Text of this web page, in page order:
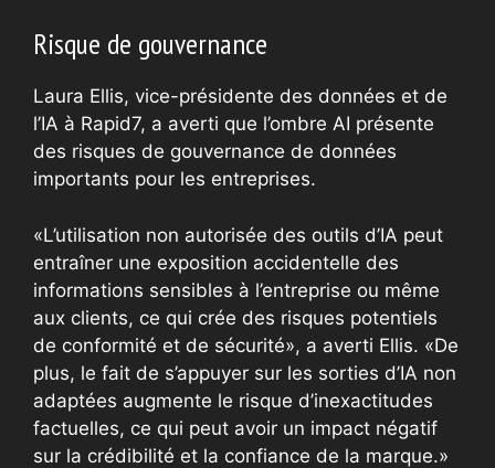
Risque de gouvernance
Laura Ellis, vice-présidente des données et de
l’IA à Rapid7, a averti que l’ombre AI présente
des risques de gouvernance de données
importants pour les entreprises.
«L’utilisation non autorisée des outils d’IA peut
entraîner une exposition accidentelle des
informations sensibles à l’entreprise ou même
aux clients, ce qui crée des risques potentiels
de conformité et de sécurité», a averti Ellis. «De
plus, le fait de s’appuyer sur les sorties d’IA non
adaptées augmente le risque d’inexactitudes
factuelles, ce qui peut avoir un impact négatif
sur la crédibilité et la confiance de la marque.»